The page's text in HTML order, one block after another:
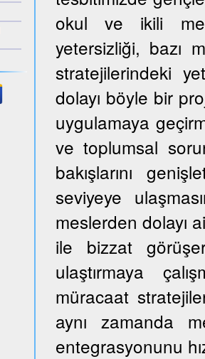
okul ve ikili
yetersizliği, bazı
stratejilerindeki
dolayı böyle bir
uygulamaya
ve toplumsal
bakışlarını
seviyeye
meslerden dolayı
ile bizzat
ulaştırmaya
müracaat
aynı zamanda
entegrasyonunu